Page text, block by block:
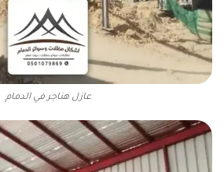
عازل هناجر في الدمام